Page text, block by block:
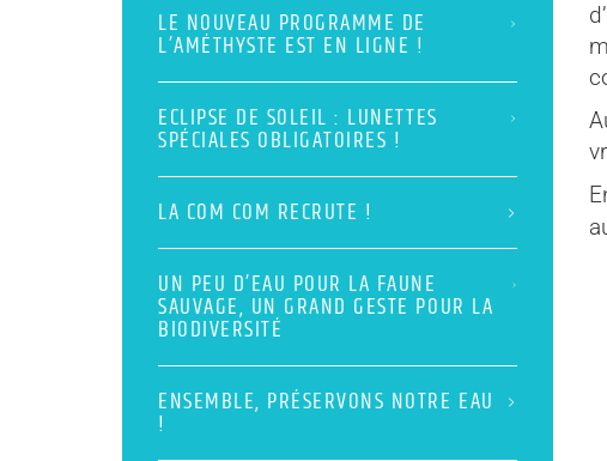
LE NOUVEAU PROGRAMME DE
L’AMÉTHYSTE EST EN LIGNE !
ECLIPSE DE SOLEIL : LUNETTES
SPÉCIALES OBLIGATOIRES !
LA COM COM RECRUTE !
UN PEU D’EAU POUR LA FAUNE
SAUVAGE, UN GRAND GESTE POUR LA
BIODIVERSITÉ
ENSEMBLE, PRÉSERVONS NOTRE EAU
!